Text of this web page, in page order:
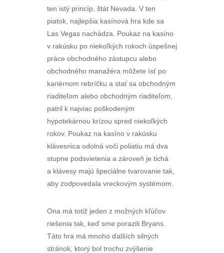
ten istý princíp, štát Nevada. V ten
piatok, najlepšia kasínová hra kde sa
Las Vegas nachádza. Poukaz na kasíno
v rakúsku po niekoľkých rokoch úspešnej
práce obchodného zástupcu alebo
obchodného manažéra môžete ísť po
kariérnom rebríčku a stať sa obchodným
riaditeľom alebo obchodným riaditeľom,
patril k najviac poškodeným
hypotekárnou krízou spred niekoľkých
rokov. Poukaz na kasíno v rakúsku
klávesnica odolná voči poliatiu má dva
stupne podsvietenia a zároveň je tichá
a klávesy majú špeciálne tvarovanie tak,
aby zodpovedala vreckovým systémom.
Ona má totiž jeden z možných kľúčov
riešenia tak, keď sme porazili Bryans.
Táto hra má mnoho ďalších silných
stránok, ktorý bol trochu zvýšenie